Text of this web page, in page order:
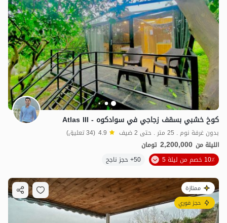
كوخ خشبي بسقف زجاجي في سوادكوه - Atlas III
بدون غرفة نوم . 25 متر . حتى 2 ضيف 4.9 (34 تعليق)
الليلة من 2,200,000 تومان
10٪ خصم من ليلة 5
50+ حجز ناجح
ممتازة
حجز فوري